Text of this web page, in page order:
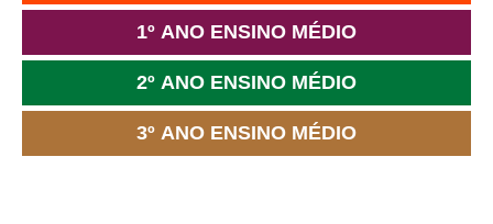
1º ANO ENSINO MÉDIO
2º ANO ENSINO MÉDIO
3º ANO ENSINO MÉDIO